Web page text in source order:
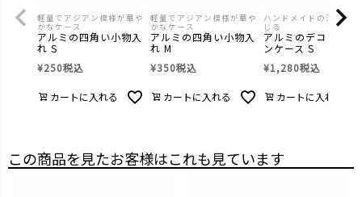
軽量でアジアン模様が華や
かなケース
アルミの四角い小物入
れ S
¥250税込
カートに入れる
軽量でアジアン模様が華や
かなケース
アルミの四角い小物入
れ M
¥350税込
カートに入れる
ハンドメイドの温もり
じる
アルミのデコレーシ
ンケース S
¥1,280税込
カートに入れる
この商品を見たお客様はこれも見ています